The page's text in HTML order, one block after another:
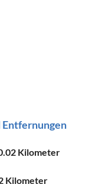
Kilometer
Kilometer